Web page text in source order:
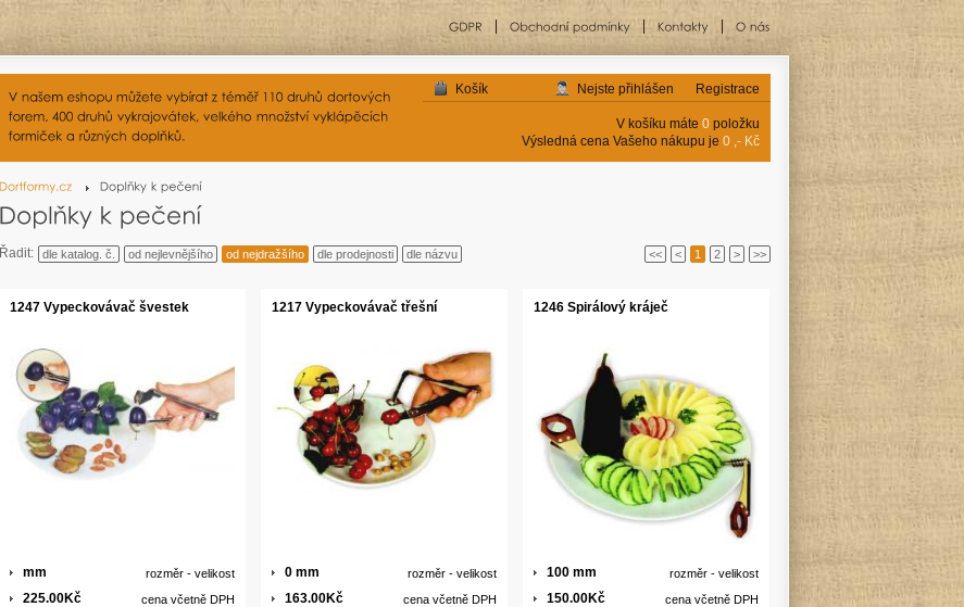
Registrace
Nejste přihlášen
Košík
V košíku máte 0 položku
Výsledná cena Vašeho nákupu je 0 ,- Kč
<< < 1 2 > >>
Řadit: dle katalog. č. od nejlevnějšího od nejdražšího dle prodejnosti dle názvu
1247 Vypeckovávač švestek
rozměr - velikost
mm
cena včetně DPH
225.00Kč
1217 Vypeckovávač třešní
rozměr - velikost
0 mm
cena včetně DPH
163.00Kč
1246 Spirálový kráječ
rozměr - velikost
100 mm
cena včetně DPH
150.00Kč